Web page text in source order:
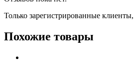
Только зарегистрированные
Похожие товары